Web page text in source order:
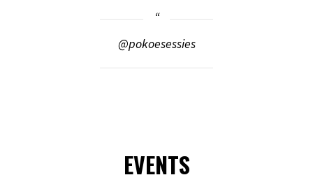
@pokoesessies
EVENTS